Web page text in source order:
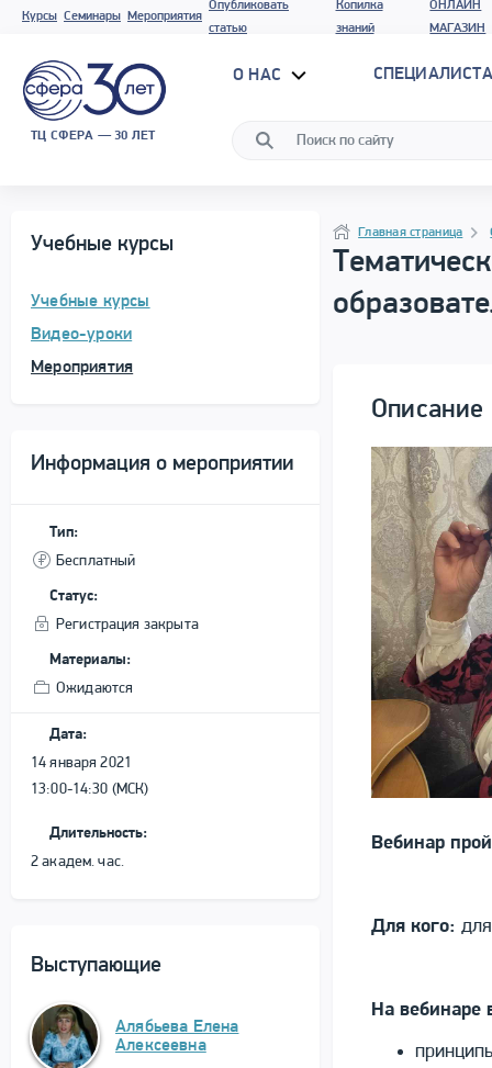
Курсы Семинары Мероприятия
Опубликовать
статью
Копилка
знаний
ОНЛАЙН
МАГАЗИН
ТЦ СФЕРА — 30 ЛЕТ
О НАС
Учебные курсы
Учебные курсы
Видео-уроки
Мероприятия
Информация о мероприятии
Тип:
Бесплатный
Статус:
Регистрация закрыта
Материалы:
Ожидаются
Дата:
14 января 2021
13:00-14:30 (МСК)
Длительность:
2 академ. час.
Выступающие
Алябьева Елена
Алексеевна
НавигацияГлавная страница
Описание
Вебинар
Для кого:
На вебинаре